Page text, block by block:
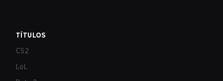
TÍTULOS
CS2
LoL